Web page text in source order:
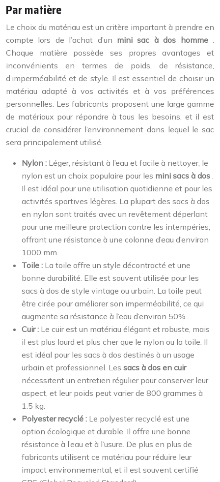
Par matière
Le choix du matériau est un critère important à prendre en
compte lors de l’achat d’un mini sac à dos homme
Chaque matière possède ses propres avantages et
inconvénients en termes de poids, de résistance,
d’imperméabilité et de style. Il est essentiel de choisir un
matériau adapté à vos activités et à vos préférences
personnelles. Les fabricants proposent une large gamme
de matériaux pour répondre à tous les besoins, et il est
crucial de considérer l’environnement dans lequel le sac
sera principalement utilisé.
Nylon : Léger, résistant à l’eau et facile à nettoyer, le
nylon est un choix populaire pour les mini sacs à dos
Il est idéal pour une utilisation quotidienne et pour les
activités sportives légères. La plupart des sacs à dos
en nylon sont traités avec un revêtement déperlant
pour une meilleure protection contre les intempéries,
offrant une résistance à une colonne d’eau d’environ
1000 mm.
Toile : La toile offre un style décontracté et une
bonne durabilité. Elle est souvent utilisée pour les
sacs à dos de style vintage ou urbain. La toile peut
être cirée pour améliorer son imperméabilité, ce qui
augmente sa résistance à l’eau d’environ 50%.
Cuir : Le cuir est un matériau élégant et robuste, mais
il est plus lourd et plus cher que le nylon ou la toile. Il
est idéal pour les sacs à dos destinés à un usage
urbain et professionnel. Les sacs à dos en cuir
nécessitent un entretien régulier pour conserver leur
aspect, et leur poids peut varier de 800 grammes à
1.5 kg.
Polyester recyclé : Le polyester recyclé est une
option écologique et durable. Il offre une bonne
résistance à l’eau et à l’usure. De plus en plus de
fabricants utilisent ce matériau pour réduire leur
impact environnemental, et il est souvent certifié